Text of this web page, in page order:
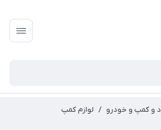
و کمپ و خودرو / لوازم کمپ